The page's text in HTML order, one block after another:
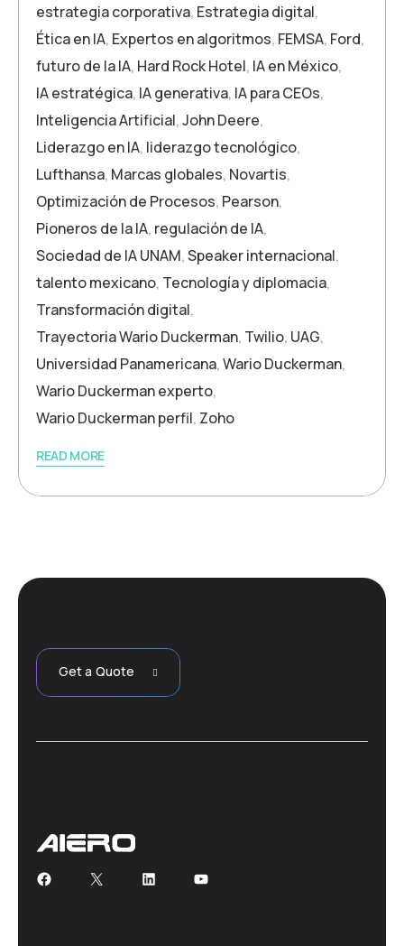
estrategia corporativa, Estrategia digital,
Ética en IA, Expertos en algoritmos, FEMSA, Ford,
futuro de la IA, Hard Rock Hotel, IA en México,
IA estratégica, IA generativa, IA para CEOs,
Inteligencia Artificial,John Deere,
Liderazgo en IA, liderazgo tecnológico,
Lufthansa, Marcas globales, Novartis,
Optimización de Procesos, Pearson,
Pioneros de la IA, regulación de IA,
Sociedad de IA UNAM,Speaker internacional,
talento mexicano, Tecnología y diplomacia,
Transformación digital,
Trayectoria Wario Duckerman, Twilio, UAG,
Universidad Panamericana,Wario Duckerman,
Wario Duckerman experto,
Wario Duckerman perfil, Zoho
READ MORE
Get a Quote
Facebook
X LinkedInYouTube